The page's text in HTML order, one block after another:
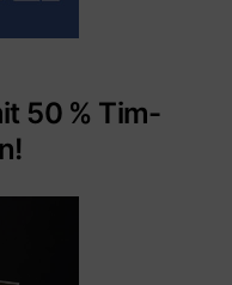
50 % Tim-